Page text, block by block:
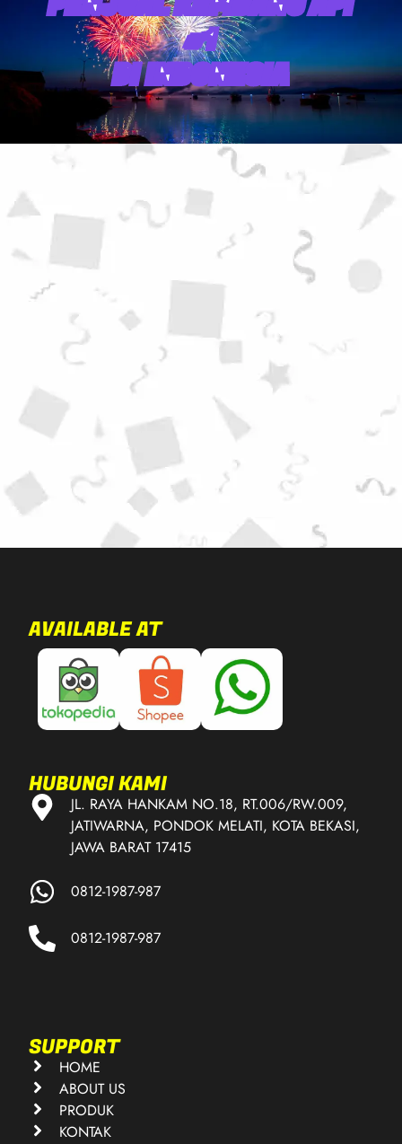
#1
DI INDONESIA
AVAILABLE AT
HUBUNGI KAMI
JL. RAYA HANKAM NO.18, RT.006/RW.009,
JATIWARNA, PONDOK MELATI, KOTA BEKASI,
JAWA BARAT 17415
0812-1987-987
0812-1987-987
SUPPORT
HOME
ABOUT US
PRODUK
KONTAK